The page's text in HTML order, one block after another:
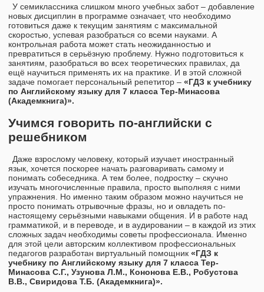
У семиклассника слишком много учебных забот – добавление
новых дисциплин в программе означает, что необходимо
готовиться даже к текущим занятиям с максимальной
скоростью, успевая разобраться со всеми науками. А
контрольная работа может стать неожиданностью и
превратиться в серьёзную проблему. Нужно подготовиться к
занятиям, разобраться во всех теоретических правилах, да
ещё научиться применять их на практике. И в этой сложной
задаче помогает персональный репетитор – «ГДЗ к учебнику
по Английскому языку для 7 класса Тер-Минасова
(Академкнига)».
Учимся говорить по-английски с
решебником
Даже взрослому человеку, который изучает иностранный
язык, хочется поскорее начать разговаривать самому и
понимать собеседника. А тем более, подростку – скучно
изучать многочисленные правила, просто выполняя с ними
упражнения. Но именно таким образом можно научиться не
просто понимать отрывочные фразы, но и овладеть по-
настоящему серьёзными навыками общения. И в работе над
грамматикой, и в переводе, и в аудировании – в каждой из этих
сложных задач необходимы советы профессионала. Именно
для этой цели авторским коллективом профессиональных
педагогов разработан виртуальный помощник «ГДЗ к
учебнику по Английскому языку для 7 класса Тер-
Минасова С.Г., Узунова Л.М., Кононова Е.В., Робустова
В.В., Свиридова Т.Б. (Академкнига)».